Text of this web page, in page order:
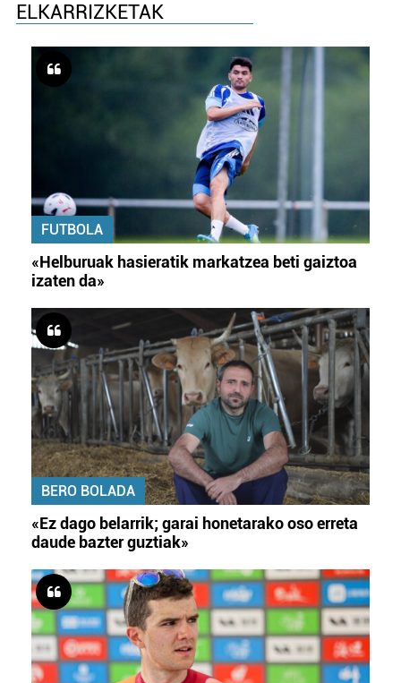
ELKARRIZKETAK
FUTBOLA
«Helburuak hasieratik markatzea beti gaiztoa
izaten da»
BERO BOLADA
«Ez dago belarrik; garai honetarako oso erreta
daude bazter guztiak»